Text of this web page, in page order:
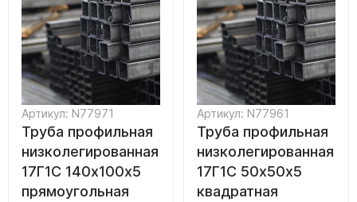
Артикул: N77971
Труба профильная
низколегированная
17Г1С 140х100х5
прямоугольная
Артикул: N77961
Труба профильная
низколегированная
17Г1С 50х50х5
квадратная